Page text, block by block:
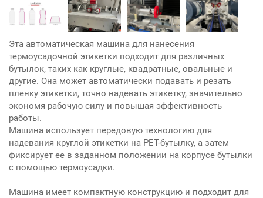
Эта автоматическая машина для нанесения
термоусадочной этикетки подходит для различных
бутылок, таких как круглые, квадратные, овальные и
другие. Она может автоматически подавать и резать
пленку этикетки, точно надевать этикетку, значительно
экономя рабочую силу и повышая эффективность
работы.
Машина использует передовую технологию для
надевания круглой этикетки на PET-бутылку, а затем
фиксирует ее в заданном положении на корпусе бутылки
с помощью термоусадки.
Машина имеет компактную конструкцию и подходит для